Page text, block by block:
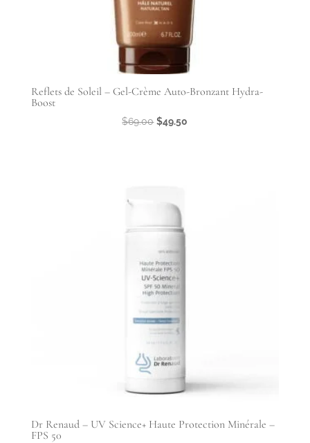
Reflets de Soleil – Gel-Crème Auto-Bronzant Hydra-
Boost
$69.00 Le
$49.50
Dr Renaud – UV Science+ Haute Protection Minérale –
FPS 50